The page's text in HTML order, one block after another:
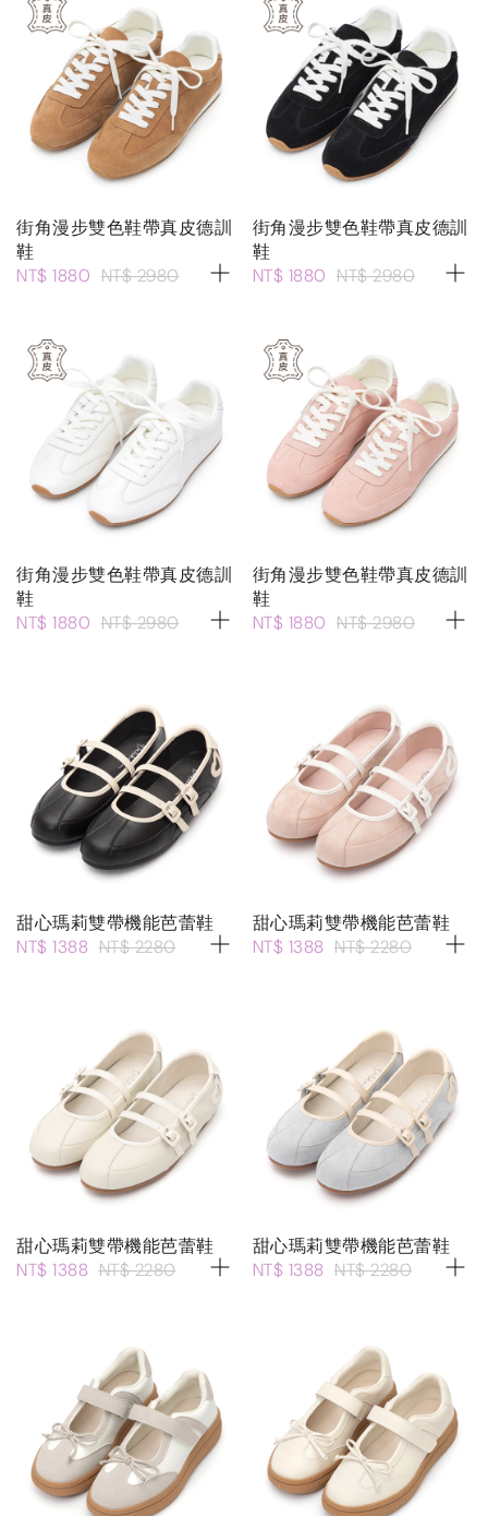
街角漫步雙色鞋帶真皮德訓
鞋
NT$ 1880 NT$ 2980
街角漫步雙色鞋帶真皮德訓
鞋
NT$ 1880 NT$ 2980
街角漫步雙色鞋帶真皮德訓
鞋
NT$ 1880 NT$ 2980
街角漫步雙色鞋帶真皮德訓
鞋
NT$ 1880 NT$ 2980
甜心瑪莉雙帶機能芭蕾鞋
NT$ 1388 NT$ 2280
甜心瑪莉雙帶機能芭蕾鞋
NT$ 1388 NT$ 2280
甜心瑪莉雙帶機能芭蕾鞋
NT$ 1388 NT$ 2280
甜心瑪莉雙帶機能芭蕾鞋
NT$ 1388 NT$ 2280